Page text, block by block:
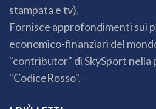
stampata e tv).
Fornisce approfondimenti sui
economico-finanziari del
"contributor" di SkySport nella
"CodiceRosso".